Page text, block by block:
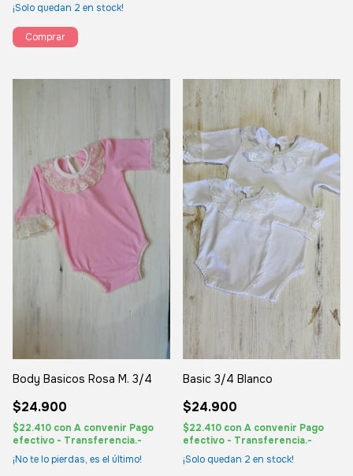
¡Solo quedan 2 en stock!
Comprar
Body Basicos Rosa M. 3/4
$24.900
$22.410 con A convenir Pago
efectivo - Transferencia.-
¡No te lo pierdas, es el último!
Basic 3/4 Blanco
$24.900
$22.410 con A convenir Pago
efectivo - Transferencia.-
¡Solo quedan 2 en stock!